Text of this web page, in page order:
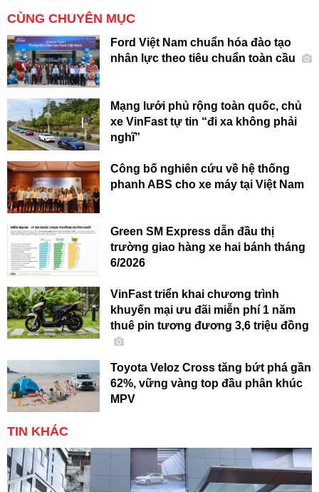
CÙNG CHUYÊN MỤC
Ford Việt Nam chuẩn hóa đào tạo
nhân lực theo tiêu chuẩn toàn cầu
Mạng lưới phủ rộng toàn quốc, chủ
xe VinFast tự tin “đi xa không phải
nghĩ”
Công bố nghiên cứu về hệ thống
phanh ABS cho xe máy tại Việt Nam
Green SM Express dẫn đầu thị
trường giao hàng xe hai bánh tháng
6/2026
VinFast triển khai chương trình
khuyến mại ưu đãi miễn phí 1 năm
thuê pin tương đương 3,6 triệu đồng
Toyota Veloz Cross tăng bứt phá gần
62%, vững vàng top đầu phân khúc
MPV
TIN KHÁC